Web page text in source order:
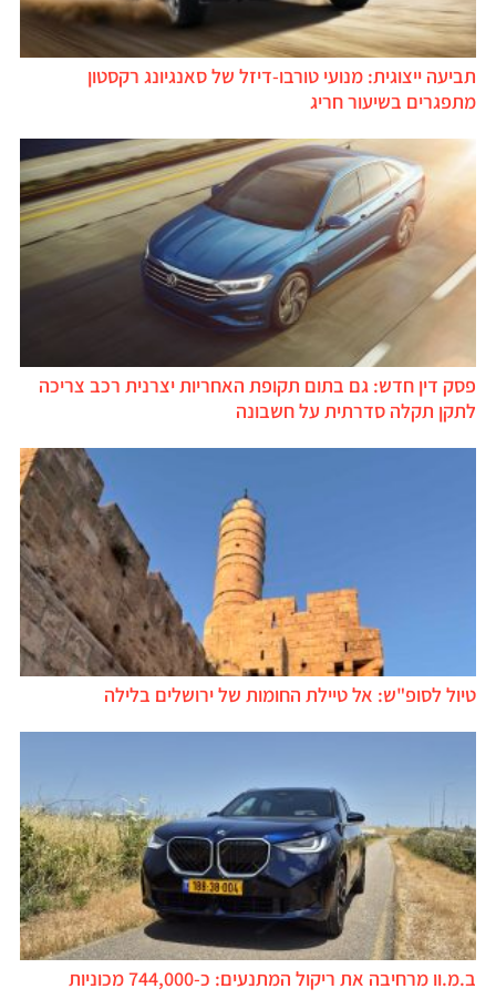
תביעה ייצוגית: מנועי טורבו-דיזל של סאנגיונג רקסטון
מתפגרים בשיעור חריג
פסק דין חדש: גם בתום תקופת האחריות יצרנית רכב צריכה
לתקן תקלה סדרתית על חשבונה
טיול לסופ"ש: אל טיילת החומות של ירושלים בלילה
ב.מ.וו מרחיבה את ריקול המתנעים: כ-744,000 מכוניות